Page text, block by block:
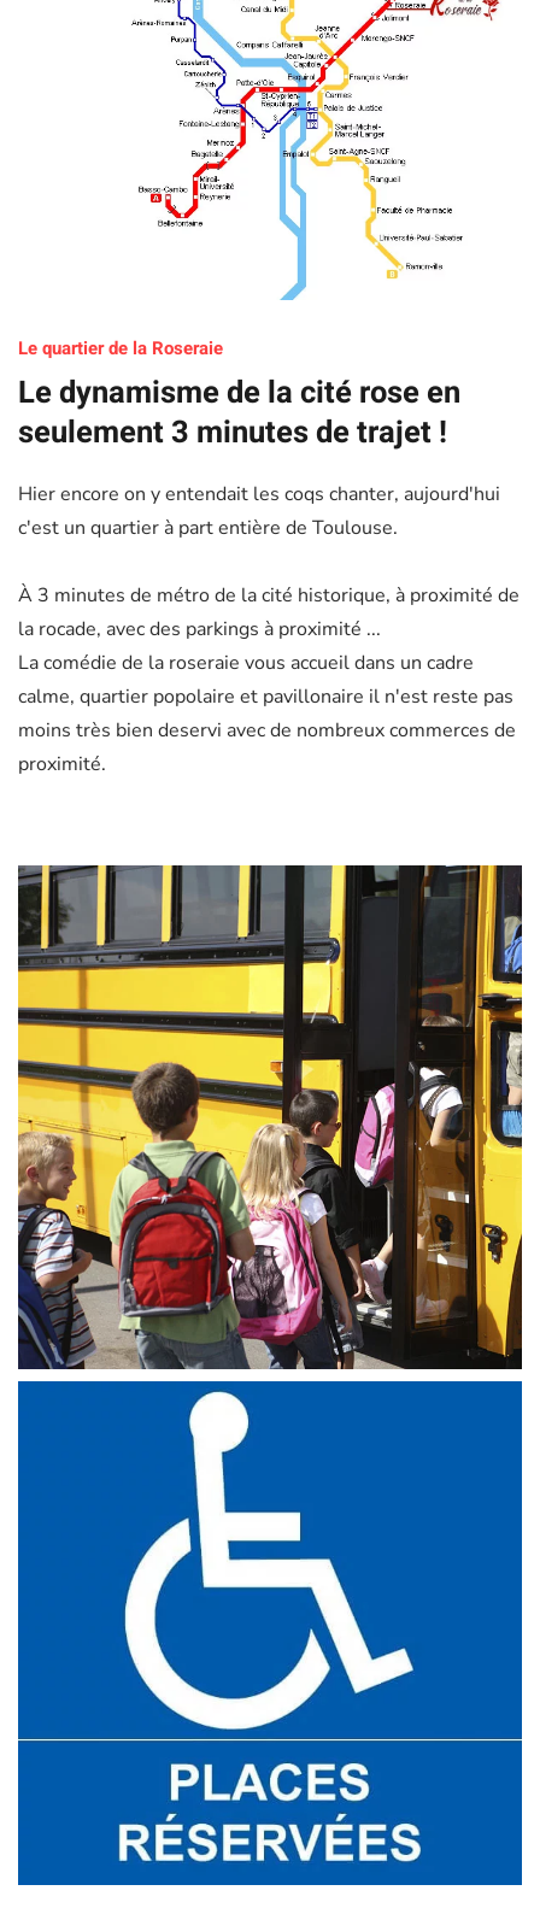
Le quartier de la Roseraie
Le dynamisme de la cité rose en
seulement 3 minutes de trajet !
Hier encore on y entendait les coqs chanter, aujourd'hui
c'est un quartier à part entière de Toulouse.
À 3 minutes de métro de la cité historique, à proximité de
la rocade, avec des parkings à proximité ...
La comédie de la roseraie vous accueil dans un cadre
calme, quartier popolaire et pavillonaire il n'est reste pas
moins très bien deservi avec de nombreux commerces de
proximité.